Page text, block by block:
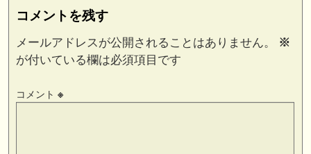
コメントを残す
メールアドレスが公開されることはありません。
※
が付いている欄は必須項目です
コメント ※